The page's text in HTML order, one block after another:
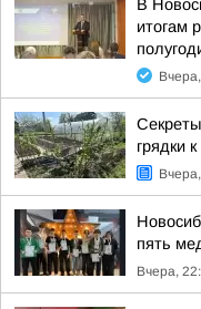
В
итогам
грядки к
пять
Вчера,